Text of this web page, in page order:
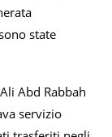
state
Abd Rabbah
servizio